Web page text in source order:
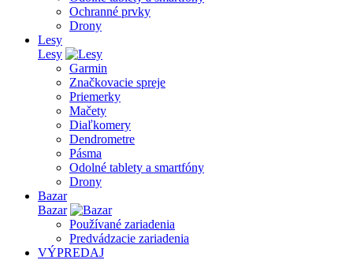
Ochranné prvky
Drony
Lesy
Lesy
Garmin
Značkovacie spreje
Priemerky
Mačety
Diaľkomery
Dendrometre
Pásma
Odolné tablety a smartfóny
Drony
Bazar
Bazar
Používané zariadenia
Predvádzacie zariadenia
VÝPREDAJ